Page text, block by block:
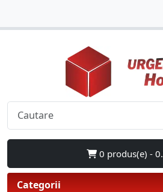
0 produs(e) -
Categorii